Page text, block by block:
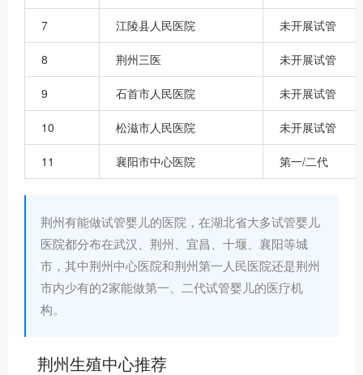
7 江陵县人民医院 未开展试管
8 荆州三医 未开展试管
9 石首市人民医院 未开展试管
10 松滋市人民医院 未开展试管
11 襄阳市中心医院 第一/二代
荆州有能做试管婴儿的医院，在湖北省大多试管婴儿
医院都分布在武汉、荆州、宜昌、十堰、襄阳等城
市，其中荆州中心医院和荆州第一人民医院还是荆州
市内少有的2家能做第一、二代试管婴儿的医疗机
构。
荆州生殖中心推荐